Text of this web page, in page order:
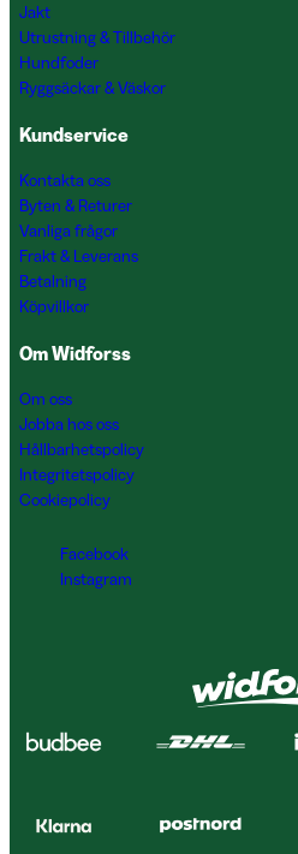
Jakt
Utrustning & Tillbehör
Hundfoder
Ryggsäckar & Väskor
Kundservice
Kontakta oss
Byten & Returer
Vanliga frågor
Frakt & Leverans
Betalning
Köpvillkor
Om Widforss
Om oss
Jobba hos oss
Hållbarhetspolicy
Integritetspolicy
Cookiepolicy
Facebook
Instagram